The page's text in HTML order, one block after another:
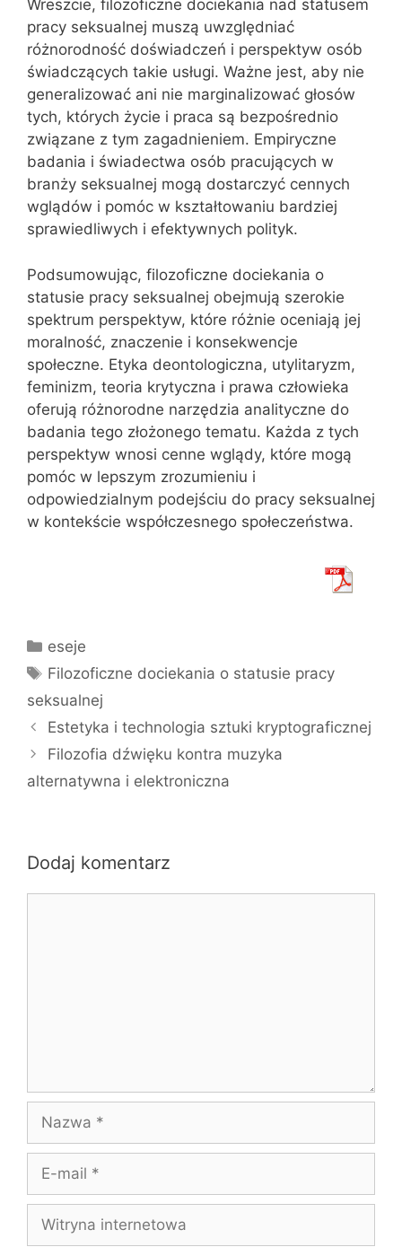
Wreszcie, filozoficzne dociekania nad statusem
pracy seksualnej muszą uwzględniać
różnorodność doświadczeń i perspektyw osób
świadczących takie usługi. Ważne jest, aby nie
generalizować ani nie marginalizować głosów
tych, których życie i praca są bezpośrednio
związane z tym zagadnieniem. Empiryczne
badania i świadectwa osób pracujących w
branży seksualnej mogą dostarczyć cennych
wglądów i pomóc w kształtowaniu bardziej
sprawiedliwych i efektywnych polityk.
Podsumowując, filozoficzne dociekania o
statusie pracy seksualnej obejmują szerokie
spektrum perspektyw, które różnie oceniają jej
moralność, znaczenie i konsekwencje
społeczne. Etyka deontologiczna, utylitaryzm,
feminizm, teoria krytyczna i prawa człowieka
oferują różnorodne narzędzia analityczne do
badania tego złożonego tematu. Każda z tych
perspektyw wnosi cenne wglądy, które mogą
pomóc w lepszym zrozumieniu i
odpowiedzialnym podejściu do pracy seksualnej
w kontekście współczesnego społeczeństwa.
Kategorie
eseje
Tagi
Filozoficzne dociekania o statusie pracy
seksualnej
Estetyka i technologia sztuki kryptograficznej
Filozofia dźwięku kontra muzyka
alternatywna i elektroniczna
Dodaj komentarz
Nazwa
Witryna
internetowa